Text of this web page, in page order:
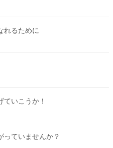
れるために
ていこうか！
っていませんか？